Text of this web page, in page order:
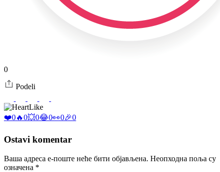
0
Podeli
Like
❤️0🔥0💥0😂0👀0🎉0
Ostavi komentar
Ваша адреса е-поште неће бити објављена. Неопходна поља су
означена *